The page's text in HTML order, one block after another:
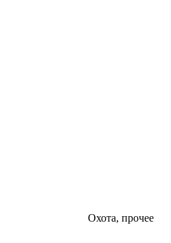
Охота, прочее